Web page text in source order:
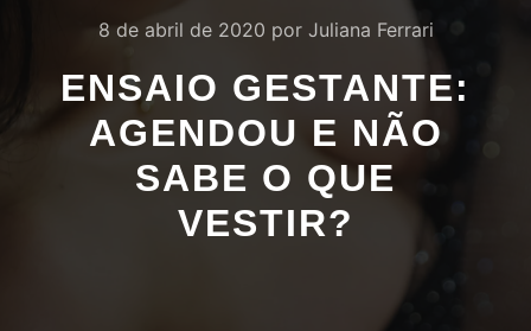
8 de abril de 2020 por Juliana Ferrari
ENSAIO GESTANTE:
AGENDOU E NÃO
SABE O QUE
VESTIR?